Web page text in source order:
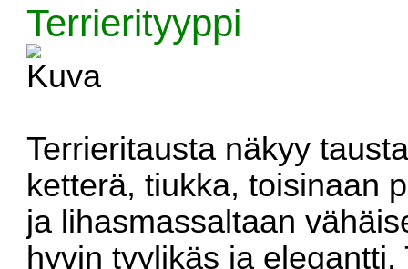
Terrierityyppi
Terrieritausta näkyy
ketterä, tiukka, toisinaan
ja lihasmassaltaan
hyvin tyylikäs ja